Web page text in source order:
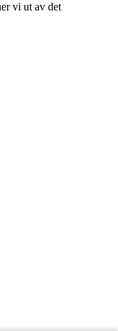
vi ut av det